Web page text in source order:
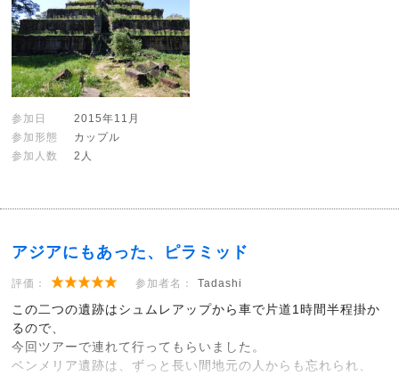
参加日
2015年11月
参加形態
カップル
参加人数
2人
アジアにもあった、ピラミッド
評価： 参加者名： Tadashi
この二つの遺跡はシュムレアップから車で片道1時間半程掛か
るので、
今回ツアーで連れて行ってもらいました。
ベンメリア遺跡は、ずっと長い間地元の人からも忘れられ、